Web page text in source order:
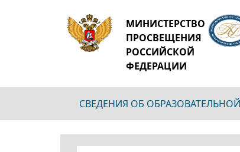
МИНИСТЕРСТВО
ПРОСВЕЩЕНИЯ
РОССИЙСКОЙ
ФЕДЕРАЦИИ
СВЕДЕНИЯ ОБ